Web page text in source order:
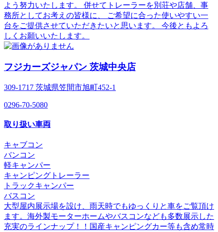
よう努力いたします。 併せてトレーラーを別荘や店舗、事
務所としてお考えの皆様に、 ご希望に合った使いやすい一
台をご提供させていただきたいと思います。 今後ともよろ
しくお願いいたします。
フジカーズジャパン 茨城中央店
309-1717 茨城県笠間市旭町452-1
0296-70-5080
取り扱い車両
キャブコン
バンコン
軽キャンパー
キャンピングトレーラー
トラックキャンパー
バスコン
大型屋内展示場を設け、雨天時でもゆっくりと車をご覧頂け
ます。海外製モーターホームやバスコンなども多数展示した
充実のラインナップ！！国産キャンピングカー等も含め常時